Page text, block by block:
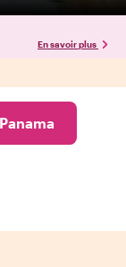
En savoir plus